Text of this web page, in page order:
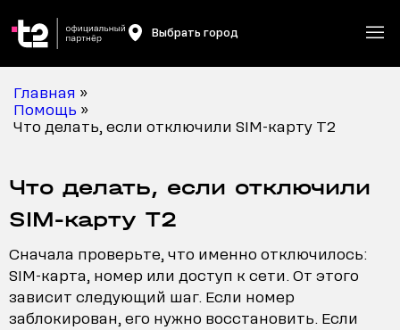
Выбрать город
Главная »
Помощь »
Что делать, если отключили SIM-карту T2
Что делать, если отключили
SIM-карту T2
Сначала проверьте, что именно отключилось:
SIM-карта, номер или доступ к сети. От этого
зависит следующий шаг. Если номер
заблокирован, его нужно восстановить. Если